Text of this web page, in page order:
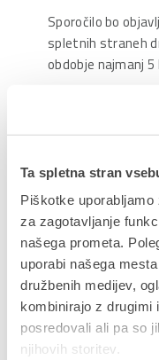
Ta spletna stran
Piškotke uporabljamo
za zagotavljanje
našega prometa.
uporabi našega
družbenih medijev,
kombinirajo z drugimi
posredovali ali pa so
njihovih storitev.
Sporočilo bo
spletnih straneh
obdobje najmanj 5